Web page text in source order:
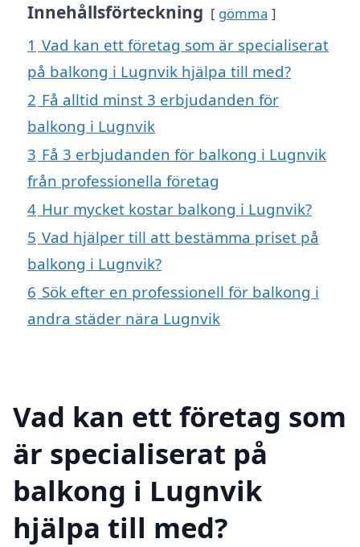
Innehållsförteckning gömma
1 Vad kan ett företag som är specialiserat
på balkong i Lugnvik hjälpa till med?
2 Få alltid minst 3 erbjudanden för
balkong i Lugnvik
3 Få 3 erbjudanden för balkong i Lugnvik
från professionella företag
4 Hur mycket kostar balkong i Lugnvik?
5 Vad hjälper till att bestämma priset på
balkong i Lugnvik?
6 Sök efter en professionell för balkong i
andra städer nära Lugnvik
Vad kan ett företag som
är specialiserat på
balkong i Lugnvik
hjälpa till med?